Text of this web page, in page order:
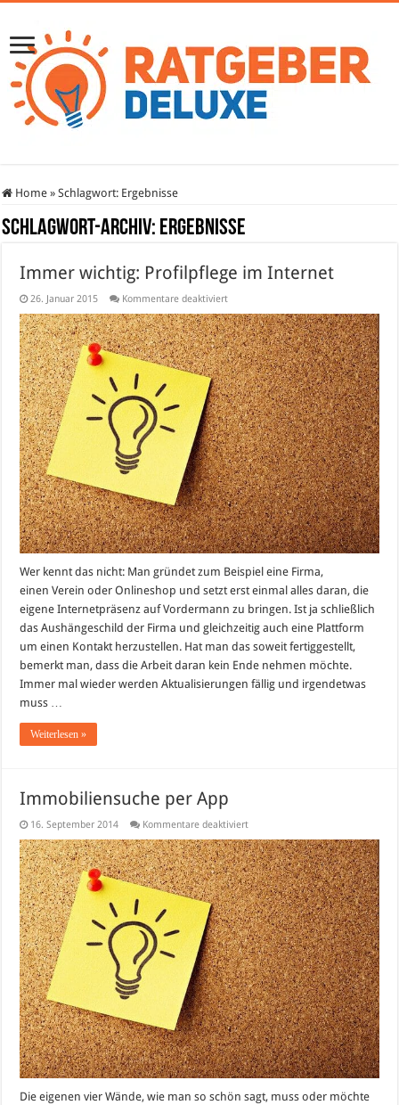
Home » Schlagwort: Ergebnisse
Schlagwort-Archiv: Ergebnisse
Immer wichtig: Profilpflege im Internet
26. Januar 2015 Kommentare deaktiviertfür
wichtig:
Profilpflege
im
Internet
Wer kennt das nicht: Man gründet zum Beispiel eine Firma,
einen Verein oder Onlineshop und setzt erst einmal alles daran, die
eigene Internetpräsenz auf Vordermann zu bringen. Ist ja schließlich
das Aushängeschild der Firma und gleichzeitig auch eine Plattform
um einen Kontakt herzustellen. Hat man das soweit fertiggestellt,
bemerkt man, dass die Arbeit daran kein Ende nehmen möchte.
Immer mal wieder werden Aktualisierungen fällig und irgendetwas
muss …
Weiterlesen »
Immobiliensuche per App
16. September 2014 Kommentare deaktiviertfür
per
App
Die eigenen vier Wände, wie man so schön sagt, muss oder möchte